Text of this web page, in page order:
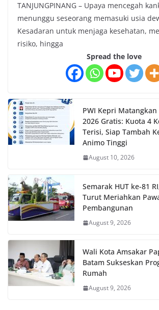
TANJUNGPINANG – Upaya mencegah
menunggu seseorang memasuki usia
Kesadaran untuk menjaga kesehatan,
risiko, hingga
Spread the love
PWI Kepri Matangkan
2026 Gratis: Kuota 4
Terisi, Siap Tambah
Animo Tinggi
August 10, 2026
Semarak HUT ke-81
Turut Meriahkan
Pembangunan
August 9, 2026
Wali Kota Amsakar
Batam Sukseskan
Rumah
August 9, 2026